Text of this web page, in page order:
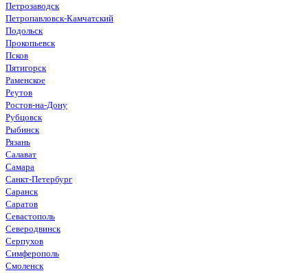
Петрозаводск
Петропавловск-Камчатский
Подольск
Прокопьевск
Псков
Пятигорск
Раменское
Реутов
Ростов-на-Дону
Рубцовск
Рыбинск
Рязань
Салават
Самара
Санкт-Петербург
Саранск
Саратов
Севастополь
Северодвинск
Серпухов
Симферополь
Смоленск